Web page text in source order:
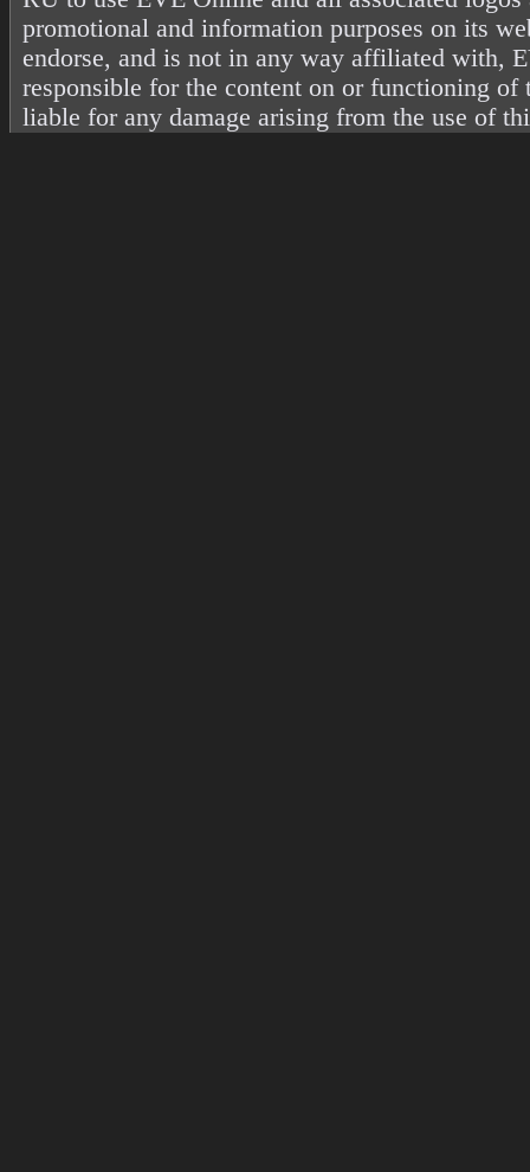
promotional and information purposes on its
endorse, and is not in any way affiliated with,
responsible for the content on or functioning of
liable for any damage arising from the use of